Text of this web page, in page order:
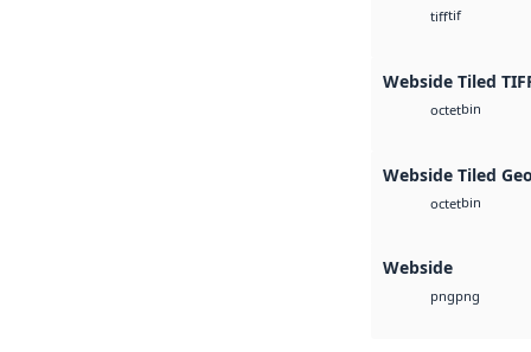
tifftif
Webside Tiled
octetbin
Webside Tiled
octetbin
Webside
pngpng